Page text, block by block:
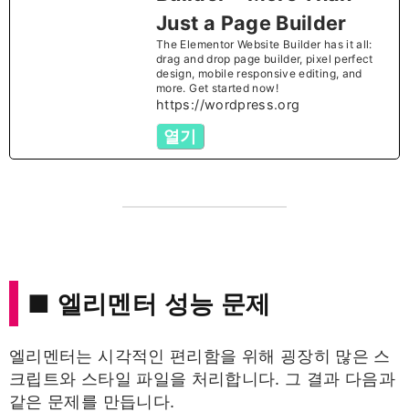
Just a Page Builder
The Elementor Website Builder has it all:
drag and drop page builder, pixel perfect
design, mobile responsive editing, and
more. Get started now!
https://wordpress.org
열기
■ 엘리멘터 성능 문제
엘리멘터는 시각적인 편리함을 위해 굉장히 많은 스
크립트와 스타일 파일을 처리합니다. 그 결과 다음과
같은 문제를 만듭니다.